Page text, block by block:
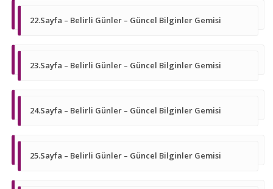
22.Sayfa – Belirli Günler – Güncel Bilginler Gemisi
23.Sayfa – Belirli Günler – Güncel Bilginler Gemisi
24.Sayfa – Belirli Günler – Güncel Bilginler Gemisi
25.Sayfa – Belirli Günler – Güncel Bilginler Gemisi